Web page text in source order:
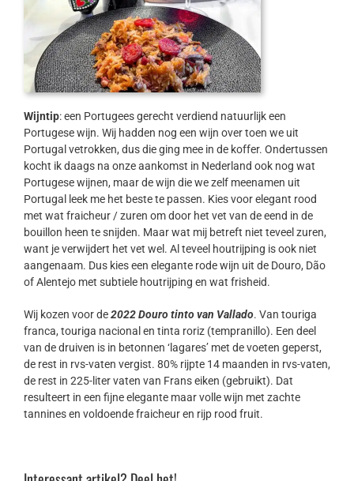
Wijntip: een Portugees gerecht verdiend natuurlijk een
Portugese wijn. Wij hadden nog een wijn over toen we uit
Portugal vetrokken, dus die ging mee in de koffer. Ondertussen
kocht ik daags na onze aankomst in Nederland ook nog wat
Portugese wijnen, maar de wijn die we zelf meenamen uit
Portugal leek me het beste te passen. Kies voor elegant rood
met wat fraicheur / zuren om door het vet van de eend in de
bouillon heen te snijden. Maar wat mij betreft niet teveel zuren,
want je verwijdert het vet wel. Al teveel houtrijping is ook niet
aangenaam. Dus kies een elegante rode wijn uit de Douro, Dão
of Alentejo met subtiele houtrijping en wat frisheid.
Wij kozen voor de2022 Douro tinto van Vallado. Van touriga
franca, touriga nacional en tinta roriz (tempranillo). Een deel
van de druiven is in betonnen ‘lagares’ met de voeten geperst,
de rest in rvs-vaten vergist. 80% rijpte 14 maanden in rvs-vaten,
de rest in 225-liter vaten van Frans eiken (gebruikt). Dat
resulteert in een fijne elegante maar volle wijn met zachte
tannines en voldoende fraicheur en rijp rood fruit.